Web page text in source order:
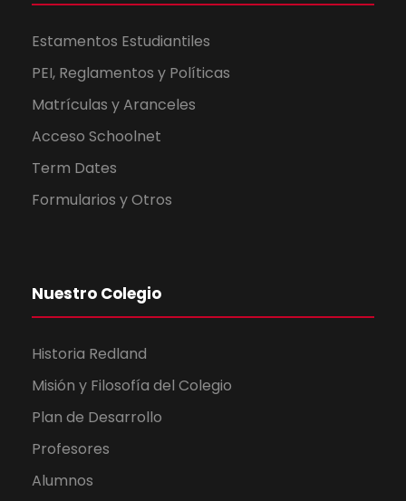
Estamentos Estudiantiles
PEI, Reglamentos y Políticas
Matrículas y Aranceles
Acceso Schoolnet
Term Dates
Formularios y Otros
Nuestro Colegio
Historia Redland
Misión y Filosofía del Colegio
Plan de Desarrollo
Profesores
Alumnos